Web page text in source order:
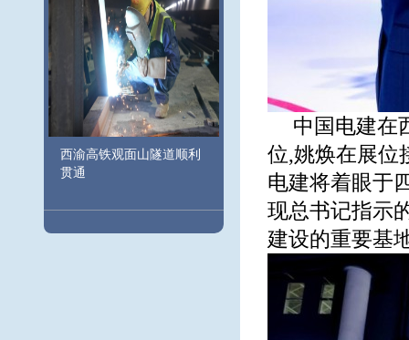
西渝高铁观面山隧道顺利
贯通
中国电建在
位,姚焕在展位
电建将着眼于
现总书记指示
建设的重要基